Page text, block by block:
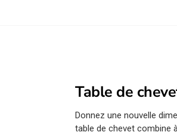
Table de
Donnez une nouvelle
table de chevet combine